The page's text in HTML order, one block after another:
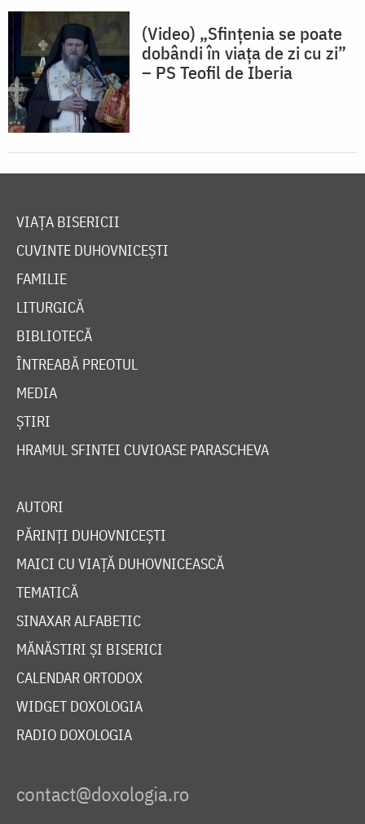
(Video) „Sfințenia se poate
dobândi în viața de zi cu zi”
– PS Teofil de Iberia
VIAȚA BISERICII
CUVINTE DUHOVNICEȘTI
FAMILIE
LITURGICĂ
BIBLIOTECĂ
ÎNTREABĂ PREOTUL
MEDIA
ȘTIRI
HRAMUL SFINTEI CUVIOASE PARASCHEVA
AUTORI
PĂRINȚI DUHOVNICEȘTI
MAICI CU VIAȚĂ DUHOVNICEASCĂ
TEMATICĂ
SINAXAR ALFABETIC
MĂNĂSTIRI ȘI BISERICI
CALENDAR ORTODOX
WIDGET DOXOLOGIA
RADIO DOXOLOGIA